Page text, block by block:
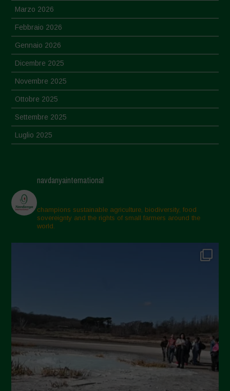
Marzo 2026
Febbraio 2026
Gennaio 2026
Dicembre 2025
Novembre 2025
Ottobre 2025
Settembre 2025
Luglio 2025
Aprile 2025
Marzo 2025
Febbraio 2025
Gennaio 2025
Settembre 2024
Luglio 2024
Maggio 2024
Aprile 2024
Marzo 2024
navdanyainternational
champions sustainable agriculture, biodiversity, food
sovereignty and the rights of small farmers around the
world.